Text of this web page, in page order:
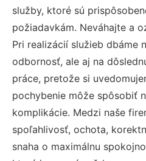
služby, ktoré sú
požiadavkám. Neváhajte a
Pri realizácií služieb dbáme
odbornosť, ale aj na
práce, pretože si
pochybenie môže spôsobiť
komplikácie. Medzi naše
spoľahlivosť, ochota,
snaha o maximálnu